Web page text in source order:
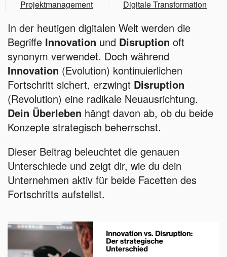
Projektmanagement Digitale Transformation
In der heutigen digitalen Welt werden die
Begriffe Innovation und Disruption oft
synonym verwendet. Doch während
Innovation (Evolution) kontinuierlichen
Fortschritt sichert, erzwingt Disruption
(Revolution) eine radikale Neuausrichtung.
Dein Überleben hängt davon ab, ob du beide
Konzepte strategisch beherrschst.
Dieser Beitrag beleuchtet die genauen
Unterschiede und zeigt dir, wie du dein
Unternehmen aktiv für beide Facetten des
Fortschritts aufstellst.